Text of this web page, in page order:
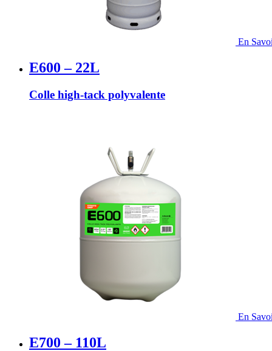
En
E600 – 22L
Colle high-tack polyvalente
En
E700 – 110L